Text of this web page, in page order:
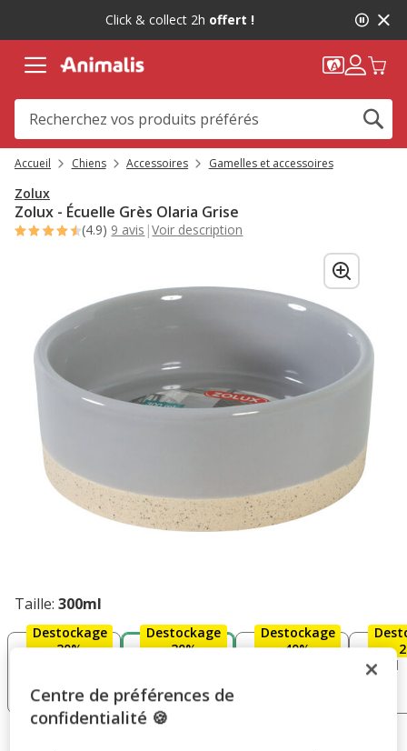
message,
Click & collect 2h offert !
Accueil Chiens Accessoires Gamelles et accessoires
Zolux
Zolux - Écuelle Grès Olaria Grise
(4.9) 9 avis |Voir description
Taille: 300ml
Destockage
20%
3.43€
Destockage
20%
5.51€
Destockage
40%
450ml
Centre de préférences de
confidentialité 🍪